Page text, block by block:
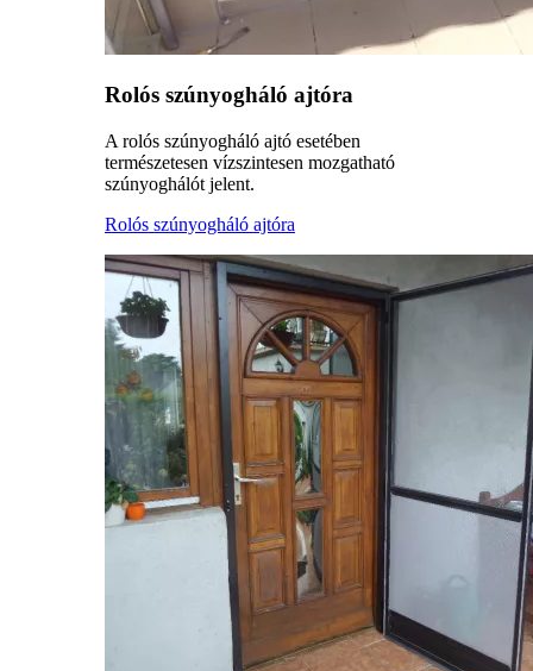
Rolós szúnyogháló ajtóra
A rolós szúnyogháló ajtó esetében
természetesen vízszintesen mozgatható
szúnyoghálót jelent.
Rolós szúnyogháló ajtóra